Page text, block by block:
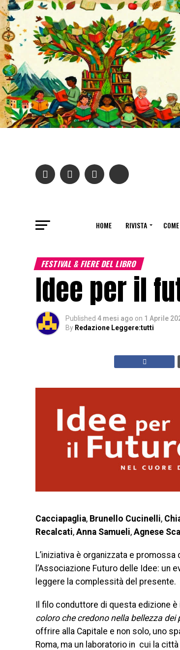
HOME RIVISTA
FESTIVAL & FIERE DEL LIBRO
Idee per il
Published 4 mesi ago on 1 Aprile
By Redazione Leggere:tutti
Cacciapaglia, Brunello Cucinelli,
Recalcati, Anna Samueli, Agnese
L’iniziativa è organizzata e
l’Associazione Futuro delle Idee: un
leggere la complessità del presente.
Il filo conduttore di questa edizione
coloro che credono nella bellezza dei
offrire alla Capitale e non solo, uno
Roma, ma un laboratorio in cui la